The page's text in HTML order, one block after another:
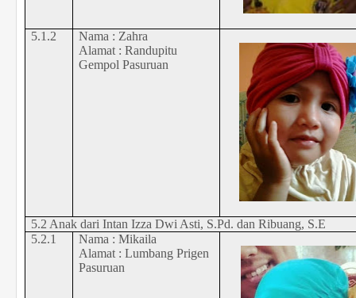
5.1.2
Nama : Zahra
Alamat : Randupitu
Gempol Pasuruan
5.2 Anak dari Intan Izza Dwi Asti, S.Pd. dan Ribuang, S.E
5.2.1
Nama : Mikaila
Alamat : Lumbang Prigen
Pasuruan